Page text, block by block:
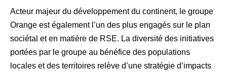
Acteur majeur du développement du continent, le groupe
Orange est également l’un des plus engagés sur le plan
sociétal et en matière de RSE. La diversité des initiatives
portées par le groupe au bénéfice des populations
locales et des territoires relève d’une stratégie d’impacts